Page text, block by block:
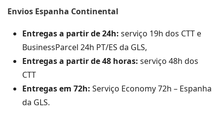
Envios Espanha Continental
Entregas a partir de 24h: serviço 19h dos CTT e
BusinessParcel 24h PT/ES da GLS,
Entregas a partir de 48 horas: serviço 48h dos
CTT
Entregas em 72h: Serviço Economy 72h – Espanha
da GLS.